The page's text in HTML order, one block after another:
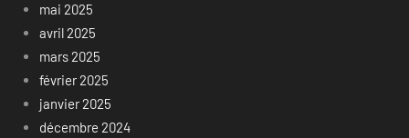
mai 2025
avril 2025
mars 2025
février 2025
janvier 2025
décembre 2024